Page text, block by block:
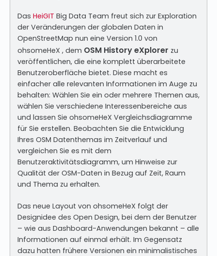
Das HeiGIT Big Data Team freut sich zur Exploration
der Veränderungen der globalen Daten in
OpenStreetMap nun eine Version 1.0 von
ohsomeHeX , dem OSM History eXplorer zu
veröffentlichen, die eine komplett überarbeitete
Benutzeroberfläche bietet. Diese macht es
einfacher alle relevanten Informationen im Auge zu
behalten: Wählen Sie ein oder mehrere Themen aus,
wählen Sie verschiedene Interessenbereiche aus
und lassen Sie ohsomeHeX Vergleichsdiagramme
für Sie erstellen. Beobachten Sie die Entwicklung
Ihres OSM Datenthemas im Zeitverlauf und
vergleichen Sie es mit dem
Benutzeraktivitätsdiagramm, um Hinweise zur
Qualität der OSM-Daten in Bezug auf Zeit, Raum
und Thema zu erhalten.
Das neue Layout von ohsomeHeX folgt der
Designidee des Open Design, bei dem der Benutzer
– wie aus Dashboard-Anwendungen bekannt – alle
Informationen auf einmal erhält. Im Gegensatz
dazu hatten frühere Versionen ein minimalistisches